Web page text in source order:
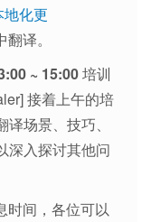
地化更
翻译。
~ 15:00培训
接着上午的培
场景、技巧、
深入探讨其他问
时间，各位可以